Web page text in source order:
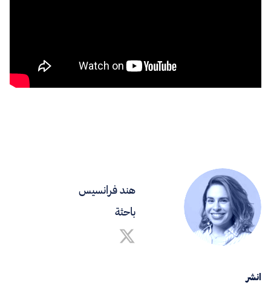
هند فرانسيس
باحثة
انشر